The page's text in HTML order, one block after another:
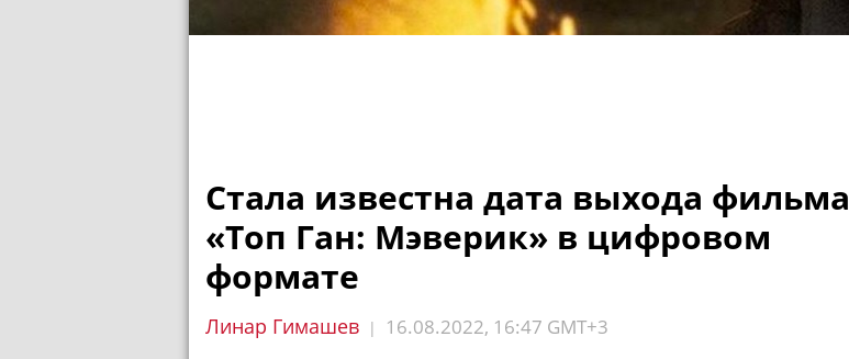
Стала известна дата выхода фильма
«Топ Ган: Мэверик» в цифровом
формате
Линар Гимашев | 16.08.2022, 16:47 GMT+3